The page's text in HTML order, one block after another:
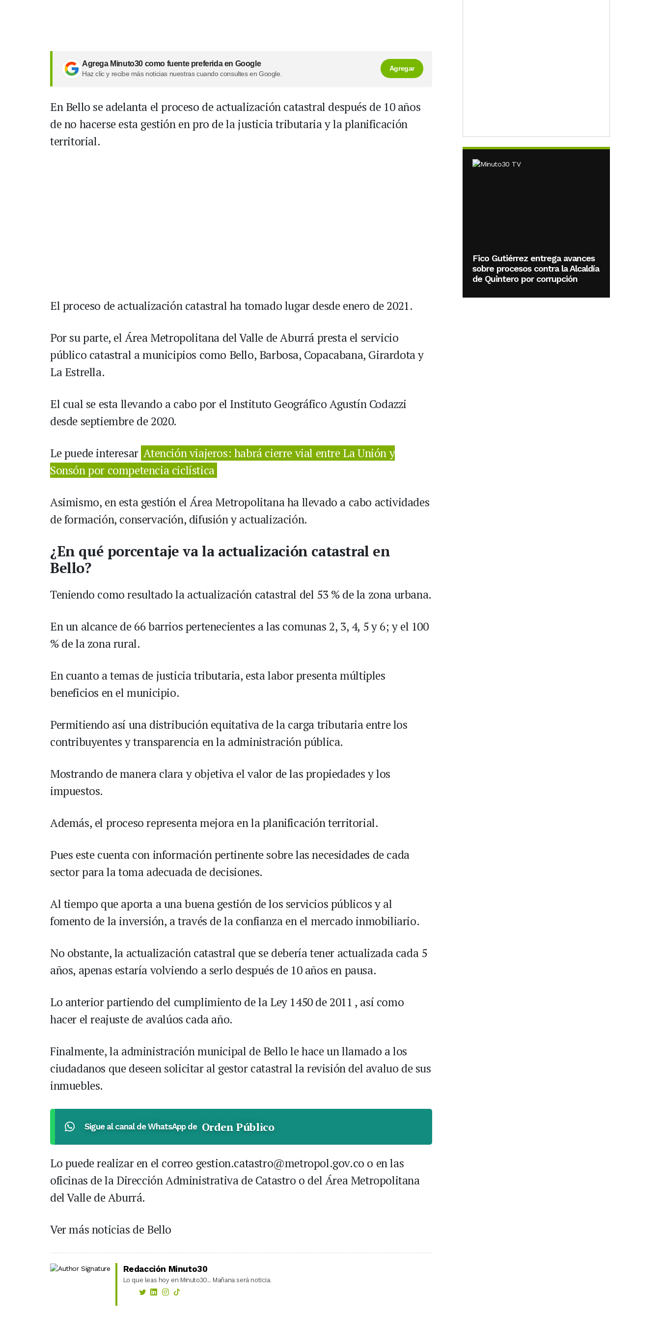
Agrega Minuto30 como fuente preferida en Google
Haz clic y recibe más noticias nuestras cuando consultes en Google.
Agregar
En Bello se adelanta el proceso de actualización catastral después de 10 años
de no hacerse esta gestión en pro de la justicia tributaria y la planificación
territorial.
El proceso de actualización catastral ha tomado lugar desde enero de 2021.
Por su parte, el Área Metropolitana del Valle de Aburrá presta el servicio
público catastral a municipios como Bello, Barbosa, Copacabana, Girardota y
La Estrella.
El cual se esta llevando a cabo por el Instituto Geográfico Agustín Codazzi
desde septiembre de 2020.
Le puede interesar Atención viajeros: habrá cierre vial entre La Unión y
Sonsón por competencia ciclística
Asimismo, en esta gestión el Área Metropolitana ha llevado a cabo actividades
de formación, conservación, difusión y actualización.
¿En qué porcentaje va la actualización catastral en
Bello?
Teniendo como resultado la actualización catastral del 53 % de la zona urbana.
En un alcance de 66 barrios pertenecientes a las comunas 2, 3, 4, 5 y 6; y el 100
% de la zona rural.
En cuanto a temas de justicia tributaria, esta labor presenta múltiples
beneficios en el municipio.
Permitiendo así una distribución equitativa de la carga tributaria entre los
contribuyentes y transparencia en la administración pública.
Mostrando de manera clara y objetiva el valor de las propiedades y los
impuestos.
Además, el proceso representa mejora en la planificación territorial.
Pues este cuenta con información pertinente sobre las necesidades de cada
sector para la toma adecuada de decisiones.
Al tiempo que aporta a una buena gestión de los servicios públicos y al
fomento de la inversión, a través de la confianza en el mercado inmobiliario.
No obstante, la actualización catastral que se debería tener actualizada cada 5
años, apenas estaría volviendo a serlo después de 10 años en pausa.
Lo anterior partiendo del cumplimiento de la Ley 1450 de 2011 , así como
hacer el reajuste de avalúos cada año.
Finalmente, la administración municipal de Bello le hace un llamado a los
ciudadanos que deseen solicitar al gestor catastral la revisión del avaluo de sus
inmuebles.
Sigue al canal de WhatsApp de Orden Público
Lo puede realizar en el correo gestion.catastro@metropol.gov.co o en las
oficinas de la Dirección Administrativa de Catastro o del Área Metropolitana
del Valle de Aburrá.
Ver más noticias de Bello
Redacción Minuto30
Lo que leas hoy en Minuto30... Mañana será noticia.
Fico Gutiérrez entrega avances
sobre procesos contra la Alcaldía
de Quintero por corrupción